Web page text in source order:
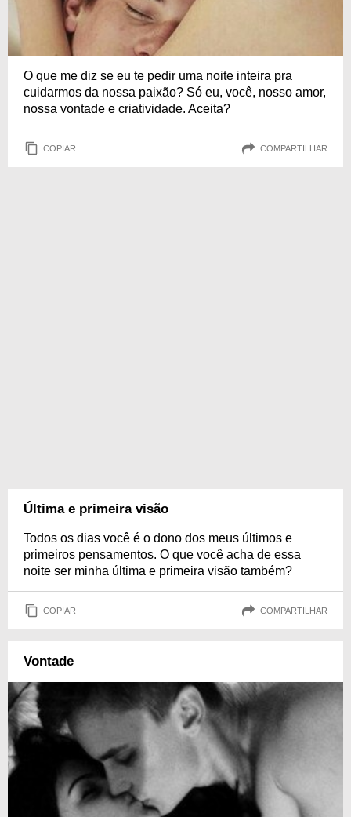
O que me diz se eu te pedir uma noite inteira pra
cuidarmos da nossa paixão? Só eu, você, nosso amor,
nossa vontade e criatividade. Aceita?
COPIAR COMPARTILHAR
Última e primeira visão
Todos os dias você é o dono dos meus últimos e
primeiros pensamentos. O que você acha de essa
noite ser minha última e primeira visão também?
COPIAR COMPARTILHAR
Vontade